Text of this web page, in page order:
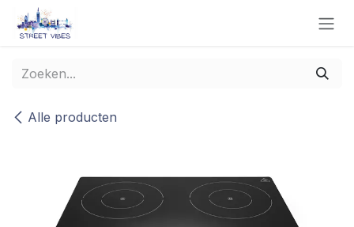
Overslaan naar inhoud
Alle producten